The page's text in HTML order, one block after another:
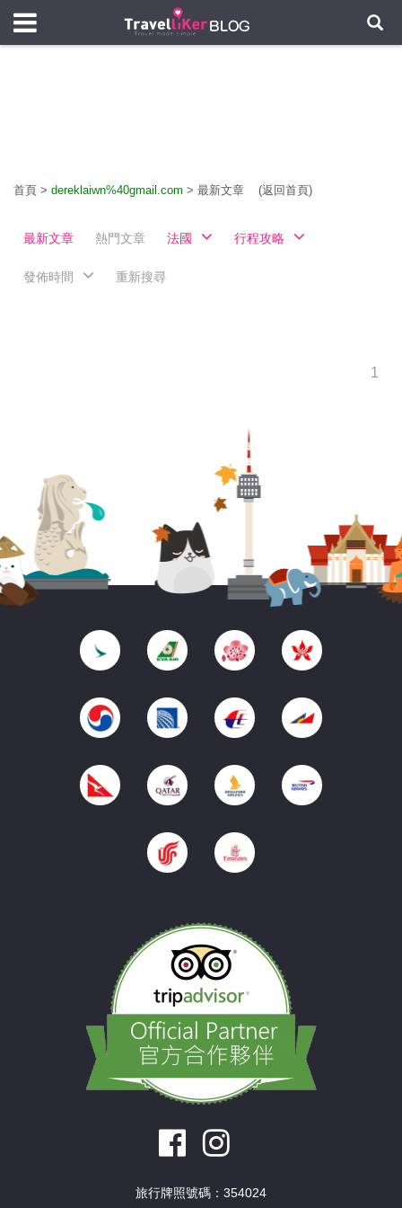
首頁 > dereklaiwn%40gmail.com > 最新文章 (返回首頁)
最新文章 熱門文章 法國 行程攻略
發佈時間 重新搜尋
1
旅行牌照號碼：354024